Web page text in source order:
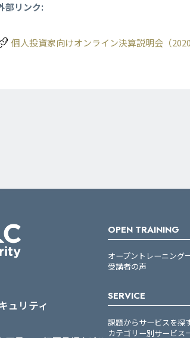
部リンク:
個人投資家向けオンライン決算説明会（
ュリティ
OPEN TRAINING
オープントレーニング
受講者の声
SERVICE
課題からサービスを探
カテゴリー別サービス